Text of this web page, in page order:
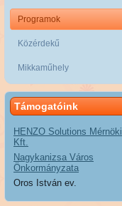
Programok
Közérdekű
Mikkaműhely
Támogatóink
HENZO Solutions Mérnöki
Kft.
Nagykanizsa Város
Önkormányzata
Oros István ev.